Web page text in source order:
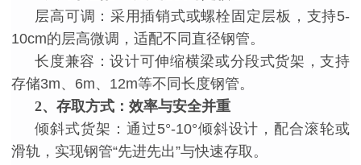
层高可调：采用插销式或螺栓固定层板，支持5-
10cm的层高微调，适配不同直径钢管。
长度兼容：设计可伸缩横梁或分段式货架，支持
存储3m、6m、12m等不同长度钢管。
2、存取方式：效率与安全并重
倾斜式货架：通过5°-10°倾斜设计，配合滚轮或
滑轨，实现钢管“先进先出”与快速存取。